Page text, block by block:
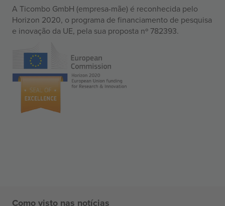
A Ticombo GmbH (empresa-mãe) é reconhecida pelo
Horizon 2020, o programa de financiamento de pesquisa
e inovação da UE, pela sua proposta nº 782393.
Como visto nas notícias